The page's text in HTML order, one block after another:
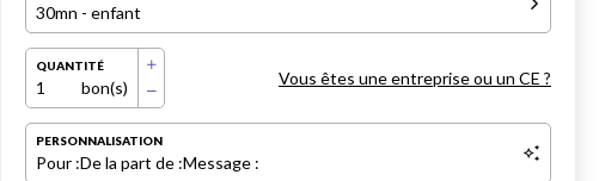
30mn - enfant
QUANTITÉ
1 bon(s) Vous êtes une entreprise ou un CE ?
PERSONNALISATION
Pour :De la part de :Message :